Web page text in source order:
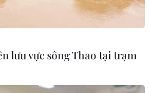
lưu vực sông Thao tại trạm